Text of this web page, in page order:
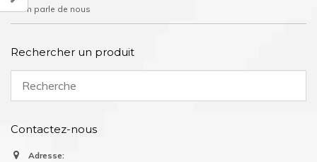
On parle de nous
Rechercher un produit
Contactez-nous
Adresse: